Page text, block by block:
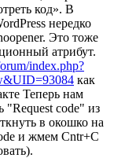
код». В
нередко
Это тоже
атрибут.
index.php?
как
Теперь нам
"Request code" из
в окошко на
и жмем Cntr+C